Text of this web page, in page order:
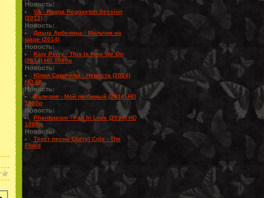
Новость:
VA - Ragga Reggaeton Session
(2012)
Новость:
Диана Арбенина - Мальчик на
шаре (2014)
Новость:
Katy Perry - This Is How We Do
(2014) HD 1080p
Новость:
Юлия Савичева - Невеста (2014)
HD 4K
Новость:
Валерия - Мой любимый (2014) HD
1080p
Новость:
Phantogram - Fall In Love (2014) HD
1080p
Новость:
Текст песни Cheryl Cole - The
Flood